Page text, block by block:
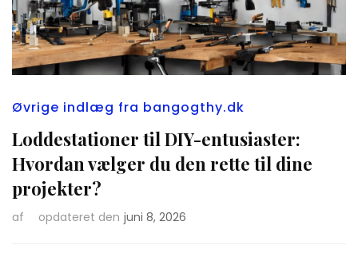
Øvrige indlæg fra bangogthy.dk
Loddestationer til DIY-entusiaster:
Hvordan vælger du den rette til dine
projekter?
af opdateret den juni 8, 2026